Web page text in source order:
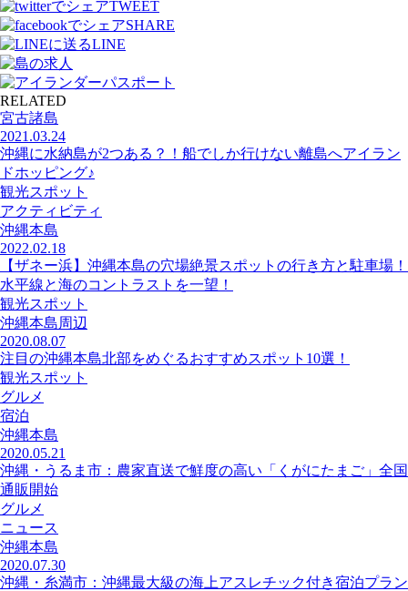
TWEET
SHARE
LINE
RELATED
宮古諸島
2021.03.24
沖縄に水納島が2つある？！船でしか行けない離島へアイラン
ドホッピング♪
観光スポット
アクティビティ
沖縄本島
2022.02.18
【ザネー浜】沖縄本島の穴場絶景スポットの行き方と駐車場！
水平線と海のコントラストを一望！
観光スポット
沖縄本島周辺
2020.08.07
注目の沖縄本島北部をめぐるおすすめスポット10選！
観光スポット
グルメ
宿泊
沖縄本島
2020.05.21
沖縄・うるま市：農家直送で鮮度の高い「くがにたまご」全国
通販開始
グルメ
ニュース
沖縄本島
2020.07.30
沖縄・糸満市：沖縄最大級の海上アスレチック付き宿泊プラン